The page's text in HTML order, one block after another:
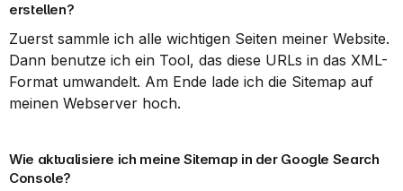
erstellen?
Zuerst sammle ich alle wichtigen Seiten meiner Website.
Dann benutze ich ein Tool, das diese URLs in das XML-
Format umwandelt. Am Ende lade ich die Sitemap auf
meinen Webserver hoch.
Wie aktualisiere ich meine Sitemap in der Google Search
Console?